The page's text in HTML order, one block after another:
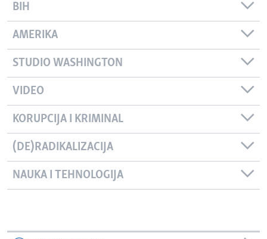
BIH
AMERIKA
STUDIO WASHINGTON
VIDEO
KORUPCIJA I KRIMINAL
(DE)RADIKALIZACIJA
NAUKA I TEHNOLOGIJA